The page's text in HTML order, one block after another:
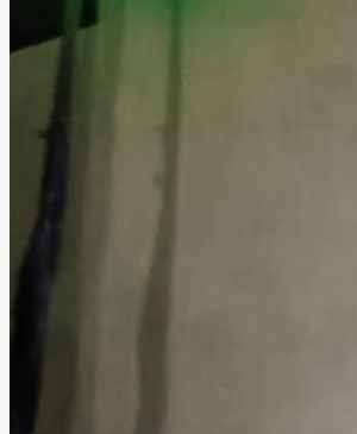
Quinta Turquesa